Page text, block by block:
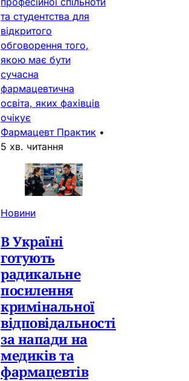
та студентства для
відкритого
обговорення того,
якою має бути
сучасна
фармацевтична
освіта, яких фахівців
очікує
Фармацевт Практик •
5 хв. читання
Новини
В Україні
готують
радикальне
посилення
кримінальної
відповідальності
за напади на
медиків та
фармацевтів